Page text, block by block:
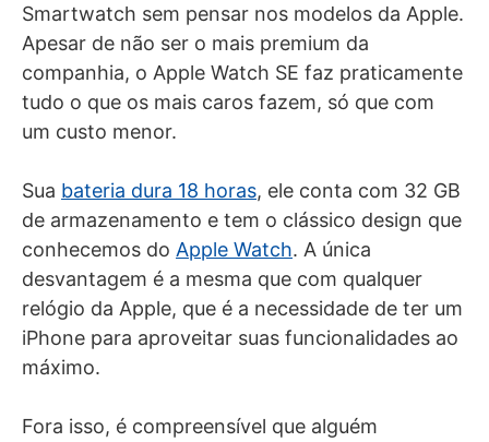
Smartwatch sem pensar nos modelos da Apple.
Apesar de não ser o mais premium da
companhia, o Apple Watch SE faz praticamente
tudo o que os mais caros fazem, só que com
um custo menor.
Sua bateria dura 18 horas, ele conta com 32 GB
de armazenamento e tem o clássico design que
conhecemos do Apple Watch. A única
desvantagem é a mesma que com qualquer
relógio da Apple, que é a necessidade de ter um
iPhone para aproveitar suas funcionalidades ao
máximo.
Fora isso, é compreensível que alguém